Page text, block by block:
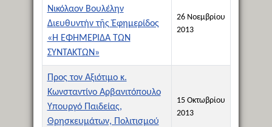
Νικόλαον Βουλέλην
Διευθυντήν τῆς Ἐφημερίδος
«Η ΕΦΗΜΕΡΙΔΑ ΤΩΝ
ΣΥΝΤΑΚΤΩΝ»
26 Νοεμβρίου
2013
Προς τον Αξιότιμο κ.
Κωνσταντίνο Αρβανιτόπουλο
Υπουργό Παιδείας,
Θρησκευμάτων, Πολιτισμού
15 Οκτωβρίου
2013